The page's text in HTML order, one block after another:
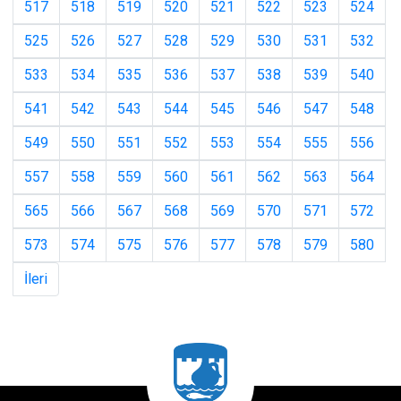
517 518 519 520 521 522 523
524
525
526 527 528 529 530 531
532
533
534 535 536 537 538 539
540
541
542 543 544 545 546 547
548
549
550 551 552 553 554 555
556
557
558 559 560 561 562 563
564
565
566 567 568 569 570 571
572
573
574 575 576 577 578 579
580
İleri